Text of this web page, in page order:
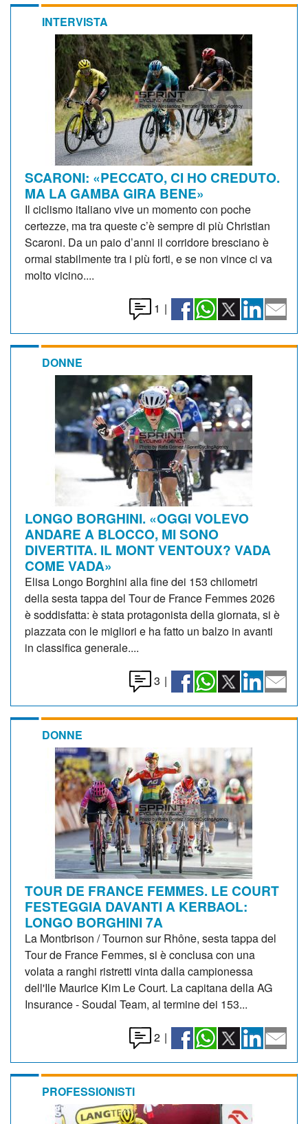
INTERVISTA
SCARONI: «PECCATO, CI HO CREDUTO.
MA LA GAMBA GIRA BENE»
Il ciclismo italiano vive un momento con poche
certezze, ma tra queste c’è sempre di più Christian
Scaroni. Da un paio d’anni il corridore bresciano è
ormai stabilmente tra i più forti, e se non vince ci va
molto vicino....
1 |
DONNE
LONGO BORGHINI. «OGGI VOLEVO
ANDARE A BLOCCO, MI SONO
DIVERTITA. IL MONT VENTOUX? VADA
COME VADA»
Elisa Longo Borghini alla fine dei 153 chilometri
della sesta tappa del Tour de France Femmes 2026
è soddisfatta: è stata protagonista della giornata, si è
piazzata con le migliori e ha fatto un balzo in avanti
in classifica generale....
3 |
DONNE
TOUR DE FRANCE FEMMES. LE COURT
FESTEGGIA DAVANTI A KERBAOL:
LONGO BORGHINI 7A
La Montbrison / Tournon sur Rhône, sesta tappa del
Tour de France Femmes, si è conclusa con una
volata a ranghi ristretti vinta dalla campionessa
dell'Ile Maurice Kim Le Court. La capitana della AG
Insurance - Soudal Team, al termine dei 153...
2 |
PROFESSIONISTI